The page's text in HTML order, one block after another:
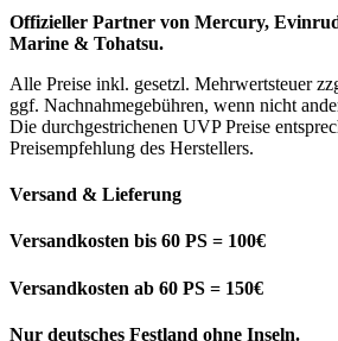
Offizieller Partner von Mercury,
Marine & Tohatsu.
Alle Preise inkl. gesetzl. Mehrwertsteuer
ggf. Nachnahmegebühren, wenn nicht
Die durchgestrichenen UVP Preise
Preisempfehlung des Herstellers.
Versand & Lieferung
Versandkosten bis 60 PS = 100€
Versandkosten ab 60 PS = 150€
Nur deutsches Festland ohne Inseln.